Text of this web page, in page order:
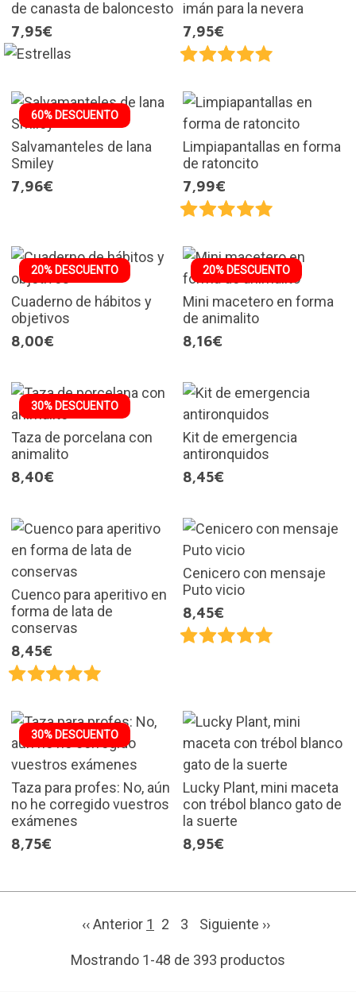
de canasta de baloncesto
7,95€
imán para la nevera
7,95€
60% DESCUENTO
Salvamanteles de lana
Smiley
7,96€
Limpiapantallas en forma
de ratoncito
7,99€
20% DESCUENTO
Cuaderno de hábitos y
objetivos
8,00€
20% DESCUENTO
Mini macetero en forma
de animalito
8,16€
30% DESCUENTO
Taza de porcelana con
animalito
8,40€
Kit de emergencia
antironquidos
8,45€
Cuenco para aperitivo en
forma de lata de
conservas
8,45€
Cenicero con mensaje
Puto vicio
8,45€
30% DESCUENTO
Taza para profes: No, aún
no he corregido vuestros
exámenes
8,75€
Lucky Plant, mini maceta
con trébol blanco gato de
la suerte
8,95€
‹‹ Anterior 1 2 3 Siguiente ››
Mostrando 1-48 de 393 productos